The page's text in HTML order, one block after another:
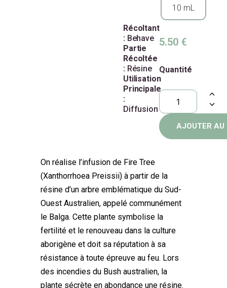
Récoltant
: Behave
Partie
Récoltée
: Résine
Utilisation
Principale
:
Diffusion
10 mL
5.50 €
Quantité
AJOUTER AU
On réalise l’infusion de Fire Tree
(Xanthorrhoea Preissii) à partir de la
résine d’un arbre emblématique du Sud-
Ouest Australien, appelé communément
le Balga. Cette plante symbolise la
fertilité et le renouveau dans la culture
aborigène et doit sa réputation à sa
résistance à toute épreuve au feu. Lors
des incendies du Bush australien, la
plante sécrète en abondance une résine.